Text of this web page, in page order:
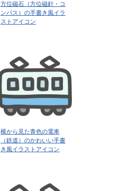
方位磁石（方位磁針・コ
ンパス）の手書き風イラ
ストアイコン
横から見た青色の電車
（鉄道）のかわいい手書
き風イラストアイコン